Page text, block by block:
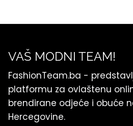
VAŠ MODNI TEAM!
FashionTeam.ba -
platformu za ovlaštenu
brendirane odjeće i obuće
Hercegovine.